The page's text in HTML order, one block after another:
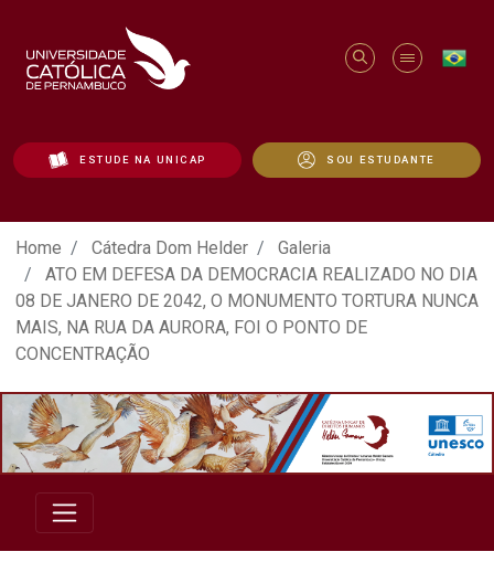
ESTUDE NA UNICAP SOU ESTUDANTE
ATO EM DEFESA DA DEMOCRACIA
Home Cátedra Dom Helder
Galeria
ATO EM DEFESA DA DEMOCRACIA REALIZADO NO DIA
08 DE JANERO DE 2042, O MONUMENTO TORTURA NUNCA
MAIS, NA RUA DA AURORA, FOI O PONTO DE
CONCENTRAÇÃO